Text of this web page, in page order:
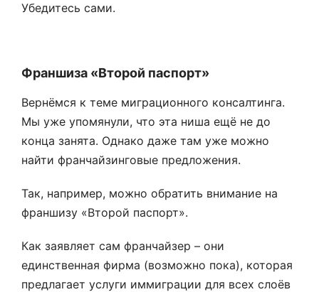
Убедитесь сами.
Франшиза «Второй паспорт»
Вернёмся к теме миграционного консалтинга.
Мы уже упомянули, что эта ниша ещё не до
конца занята. Однако даже там уже можно
найти франчайзинговые предложения.
Так, например, можно обратить внимание на
франшизу «Второй паспорт».
Как заявляет сам франчайзер – они
единственная фирма (возможно пока), которая
предлагает услуги иммиграции для всех слоёв